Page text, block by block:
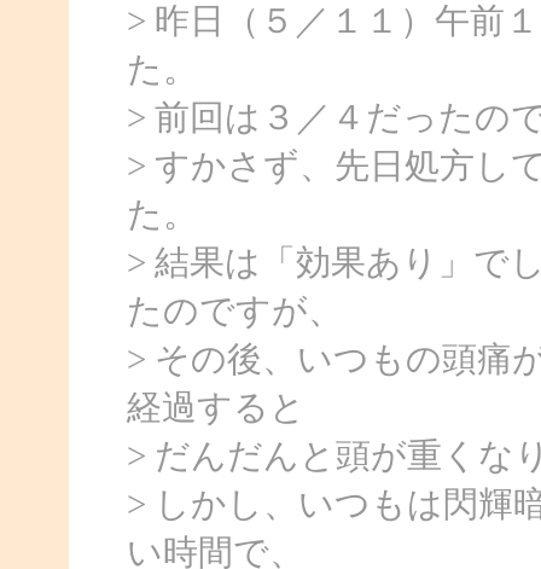
> 昨日（５／１１）午前
た。
> 前回は３／４だったの
> すかさず、先日処方し
た。
> 結果は「効果あり」で
たのですが、
> その後、いつもの頭痛
経過すると
> だんだんと頭が重くな
> しかし、いつもは閃輝
い時間で、